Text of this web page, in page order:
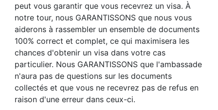
peut vous garantir que vous recevrez un visa. À
notre tour, nous GARANTISSONS que nous vous
aiderons à rassembler un ensemble de documents
100% correct et complet, ce qui maximisera les
chances d'obtenir un visa dans votre cas
particulier. Nous GARANTISSONS que l'ambassade
n'aura pas de questions sur les documents
collectés et que vous ne recevrez pas de refus en
raison d'une erreur dans ceux-ci.